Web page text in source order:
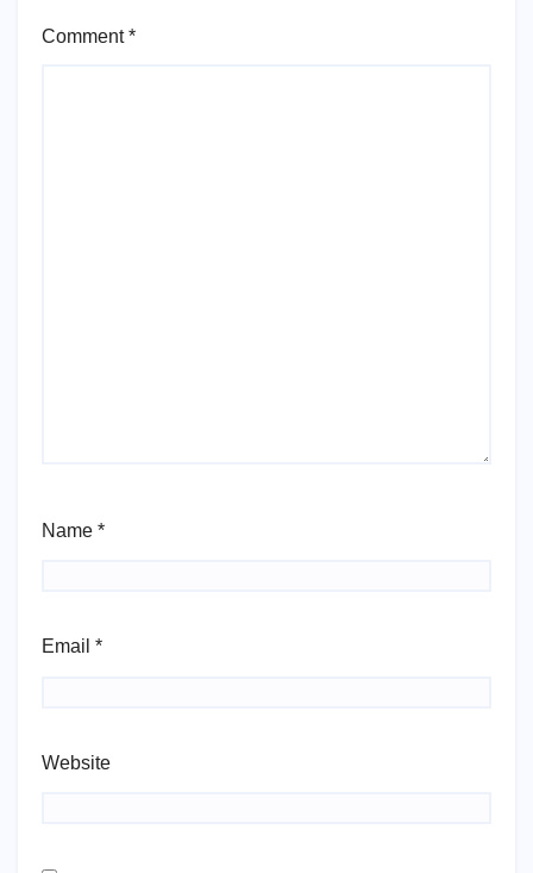
Comment*
Name *
Email *
Website